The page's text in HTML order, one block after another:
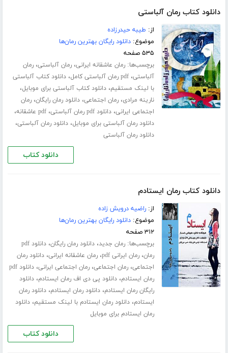
دانلود کتاب رمان آلباستی
از: طیبه حیدرزاده
موضوع:دانلود رایگان بهترین رمان‌ها
۵۳۵ صفحه
برچسب‌ها:رمان عاشقانه ایرانی،رمان آلباستی،رمان
آلباستی،pdf رمان آلباستی کامل ،دانلود کتاب آلباستی
با لینک مستقیم،دانلود کتاب آلباستی برای موبایل،
نارینه مرادی،رمان اجتماعی،دانلود رمان رایگان،رمان
اجتماعی ایرانی،دانلود pdf رمان آلباستی ،pdf عاشقانه ،
دانلود رمان آلباستی برای موبایل،دانلود رمان آلباستی،
دانلود رمان آلباستی
دانلود کتاب
دانلود کتاب رمان ایستادم
از:راضیه درویش زاده
موضوع:دانلود رایگان بهترین رمان‌ها
۳۱۲ صفحه
برچسب‌ها:رمان جدید،دانلود رمان رایگان،
دانلود pdf
رمان،رمان ایرانی pdf ،رمان عاشقانه ایرانی،دانلود رمان
اجتماعی،رمان اجتماعی،رمان اجتماعی ایرانی،
دانلود pdf
رمان ایستادم،دانلود پی دی اف رمان ایستادم،دانلود
رایگان رمان ایستادم،دانلود رمان ایستادم،دانلود رمان
ایستادم،دانلود رمان ایستادم با لینک مستقیم،دانلود
رمان ایستادم برای موبایل
دانلود کتاب